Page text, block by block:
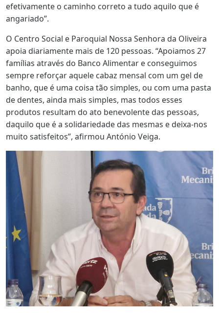
efetivamente o caminho correto a tudo aquilo que é
angariado”.
O Centro Social e Paroquial Nossa Senhora da Oliveira
apoia diariamente mais de 120 pessoas. “Apoiamos 27
famílias através do Banco Alimentar e conseguimos
sempre reforçar aquele cabaz mensal com um gel de
banho, que é uma coisa tão simples, ou com uma pasta
de dentes, ainda mais simples, mas todos esses
produtos resultam do ato benevolente das pessoas,
daquilo que é a solidariedade das mesmas e deixa-nos
muito satisfeitos”, afirmou António Veiga.